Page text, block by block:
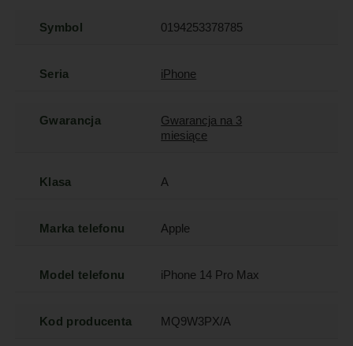
Symbol 0194253378785
Seria iPhone
Gwarancja
Gwarancja na 3
miesiące
Klasa A
Marka telefonu Apple
Model telefonu iPhone 14 Pro Max
Kod producenta MQ9W3PX/A